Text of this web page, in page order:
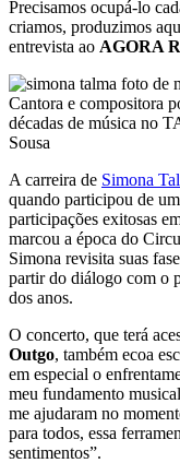
Precisamos ocupá-lo
criamos, produzimos
entrevista ao AGORA
Cantora e compositora
décadas de música no
Sousa
A carreira de Simona
quando participou de
participações exitosas
marcou a época do
Simona revisita suas
partir do diálogo com o
dos anos.
O concerto, que terá
Outgo, também ecoa
em especial o
meu fundamento
me ajudaram no
para todos, essa
sentimentos”.